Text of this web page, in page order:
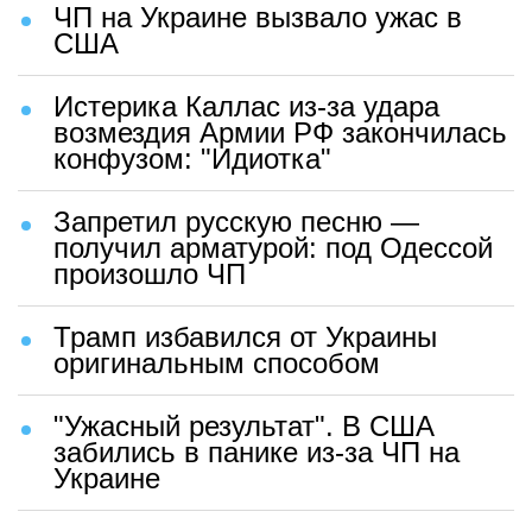
ЧП на Украине вызвало ужас в
США
Истерика Каллас из-за удара
возмездия Армии РФ закончилась
конфузом: "Идиотка"
Запретил русскую песню —
получил арматурой: под Одессой
произошло ЧП
Трамп избавился от Украины
оригинальным способом
"Ужасный результат". В США
забились в панике из-за ЧП на
Украине